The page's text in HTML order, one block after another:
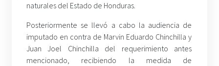
naturales del Estado de Honduras.
Posteriormente se llevó a cabo la audiencia de
imputado en contra de Marvin Eduardo Chinchilla y
Juan Joel Chinchilla del requerimiento antes
mencionado, recibiendo la medida de